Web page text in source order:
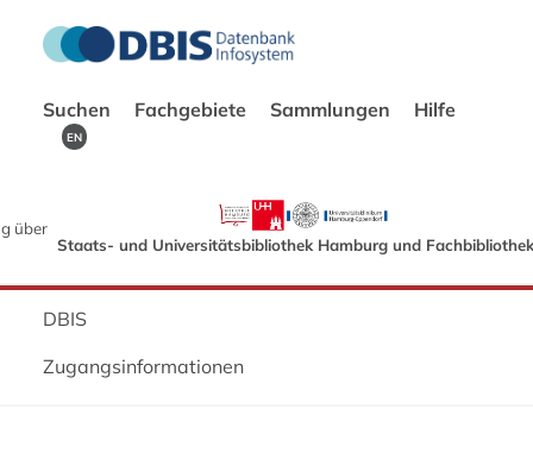
Suchen Fachgebiete Sammlungen Hilfe
EN
über
Staats- und Universitätsbibliothek Hamburg und
DBIS
Zugangsinformationen